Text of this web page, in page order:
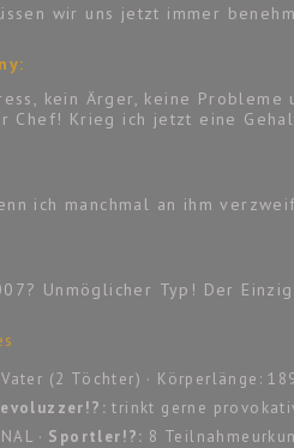
wir uns jetzt immer
kein Ärger, keine
Chef! Krieg ich jetzt eine
ich manchmal an ihm
Unmöglicher Typ! Der
(2 Töchter) · Körperlänge:
trinkt gerne
· Sportler!?: 8